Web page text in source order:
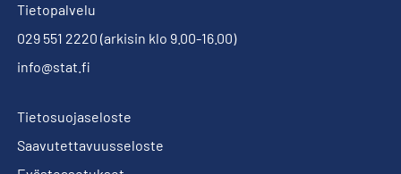
Tietopalvelu
029 551 2220 (arkisin klo 9.00-16.00)
info@stat.fi
Tietosuojaseloste
Saavutettavuusseloste